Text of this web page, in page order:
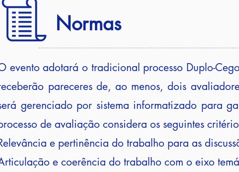
Normas
evento adotará o tradicional processo Duplo-
pareceres de, ao menos, dois
gerenciado por sistema informatizado para
de avaliação considera os seguintes
e pertinência do trabalho para as
e coerência do trabalho com o eixo